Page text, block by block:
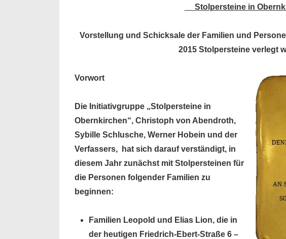
Stolpersteine in
Vorstellung und Schicksale der Familien und
2015 Stolpersteine verlegt
Vorwort
Die Initiativgruppe „Stolpersteine in
Obernkirchen“, Christoph von Abendroth,
Sybille Schlusche, Werner Hobein und der
Verfassers, hat sich darauf verständigt, in
diesem Jahr zunächst mit Stolpersteinen für
die Personen folgender Familien zu
beginnen:
Familien Leopold und Elias Lion, die in
der heutigen Friedrich-Ebert-Straße 6 –